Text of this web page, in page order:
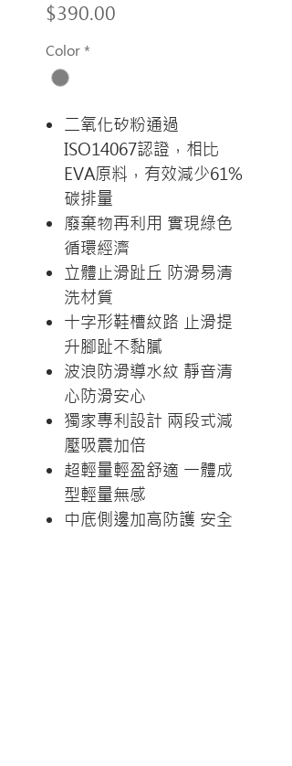
$390.00
Color *
二氧化矽粉通過
ISO14067認證，相比
EVA原料，有效減少61%
碳排量
廢棄物再利用 實現綠色
循環經濟
立體止滑趾丘 防滑易清
洗材質
十字形鞋槽紋路 止滑提
升腳趾不黏膩
波浪防滑導水紋 靜音清
心防滑安心
獨家專利設計 兩段式減
壓吸震加倍
超輕量輕盈舒適 一體成
型輕量無感
中底側邊加高防護 安全